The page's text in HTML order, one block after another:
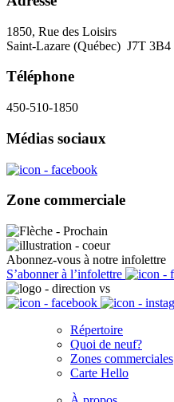
1850, Rue des Loisirs
Saint-Lazare (Québec) J7T 3B4
Téléphone
450-510-1850
Médias sociaux
Zone commerciale
Abonnez-vous à notre infolettre
S’abonner à l’infolettre
Répertoire
Quoi de neuf?
Zones commerciales
Carte Hello